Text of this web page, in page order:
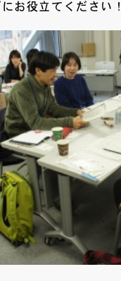
お役立てください！